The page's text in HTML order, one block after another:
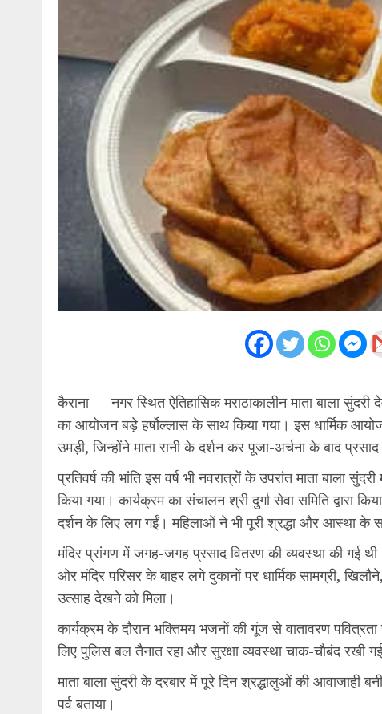
कैराना — नगर स्थित ऐतिहासिक मराठाकालीन माता बाला
का आयोजन बड़े हर्षोल्लास के साथ किया गया। इस धार्मिक
उमड़ी, जिन्होंने माता रानी के दर्शन कर पूजा-अर्चना के बाद
प्रतिवर्ष की भांति इस वर्ष भी नवरात्रों के उपरांत माता बाला
किया गया। कार्यक्रम का संचालन श्री दुर्गा सेवा समिति द्वारा
दर्शन के लिए लग गईं। महिलाओं ने भी पूरी श्रद्धा और आस्था के
मंदिर प्रांगण में जगह-जगह प्रसाद वितरण की व्यवस्था की गई
ओर मंदिर परिसर के बाहर लगे दुकानों पर धार्मिक सामग्री,
उत्साह देखने को मिला।
कार्यक्रम के दौरान भक्तिमय भजनों की गूंज से वातावरण
लिए पुलिस बल तैनात रहा और सुरक्षा व्यवस्था चाक-चौबंद रखी
माता बाला सुंदरी के दरबार में पूरे दिन श्रद्धालुओं की आवाजाही
पर्व बताया।